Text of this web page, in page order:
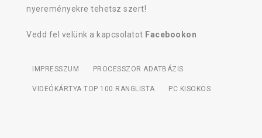
nyereményekre tehetsz szert!
Vedd fel velünk a kapcsolatot Facebookon
IMPRESSZUM PROCESSZOR ADATBÁZIS
VIDEÓKÁRTYA TOP 100 RANGLISTA PC KISOKOS